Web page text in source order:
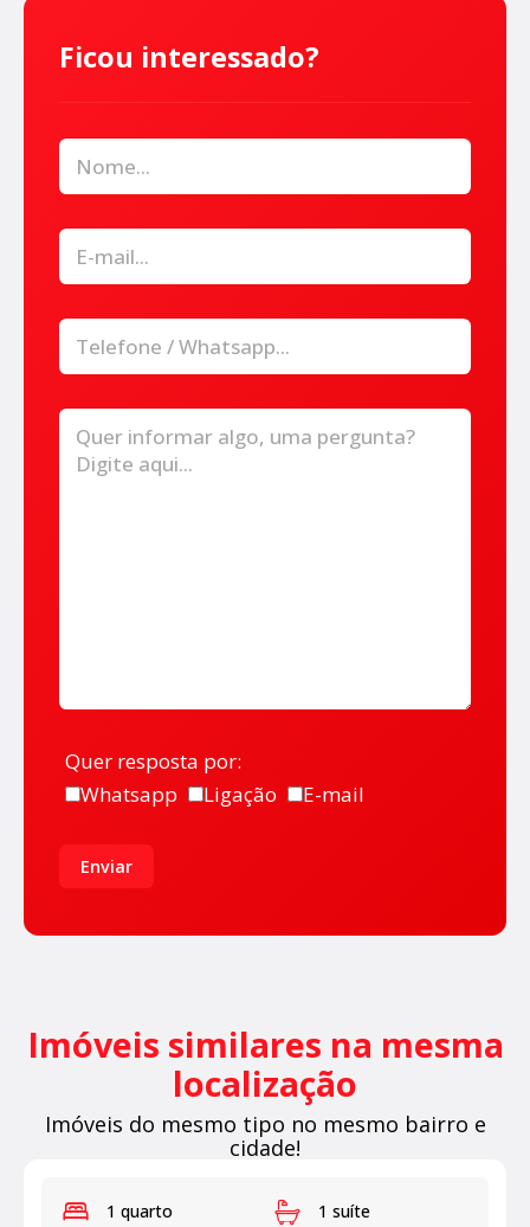
Ficou interessado?
Quer resposta por:
Whatsapp
Ligação E-mail
Enviar
Imóveis similares na mesma
localização
Imóveis do mesmo tipo no mesmo bairro e
cidade!
1 quarto
1 suíte